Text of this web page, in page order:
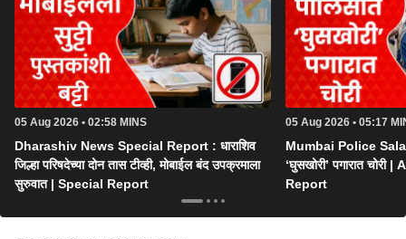
05 Aug 2026 • 02:58 MINS
Dharashiv News Special Report : धाराशिव
जिल्हा परिषदेच्या दोन तास टीव्ही, मोबाईल बंद उपक्रमाला
सुरुवात | Special Report
05 Aug 2026 • 05:17
Mumbai Police
‘घुसखोरी’ पगारात
Report